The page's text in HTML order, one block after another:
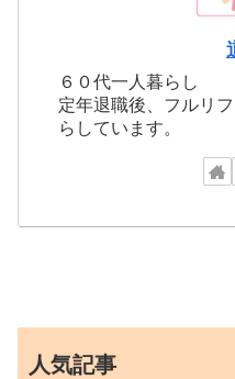
６０代一人暮らし
定年退職後、フルリ
らしています。
人気記事